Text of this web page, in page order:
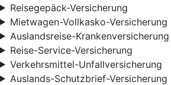
Reisegepäck-Versicherung
Mietwagen-Vollkasko-Versicherung
Auslandsreise-Krankenversicherung
Reise-Service-Versicherung
Verkehrsmittel-Unfallversicherung
Auslands-Schutzbrief-Versicherung